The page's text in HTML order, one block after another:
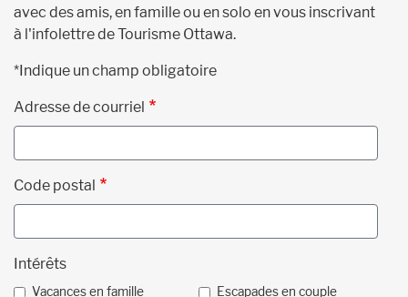
avec des amis, en famille ou en solo en vous inscrivant
à l'infolettre de Tourisme Ottawa.
*Indique un champ obligatoire
Adresse de courriel
Code postal
Intérêts
Vacances en famille
Escapades en couple